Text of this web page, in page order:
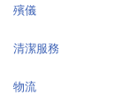
殯儀
清潔服務
物流